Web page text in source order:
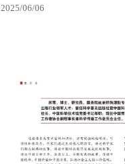
2025/06/06
中国新闻出版广电报丨从驿
主和翼马》的艺术特色
2025/06/06